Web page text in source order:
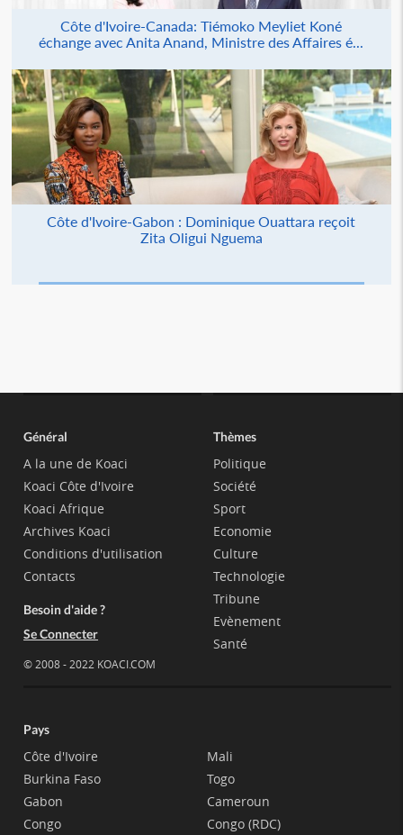
Côte d'Ivoire-Canada: Tiémoko Meyliet Koné
échange avec Anita Anand, Ministre des Affaires é...
Côte d'Ivoire-Gabon : Dominique Ouattara reçoit
Zita Oligui Nguema
Général
A la une de Koaci
Koaci Côte d'Ivoire
Koaci Afrique
Archives Koaci
Conditions d'utilisation
Contacts
Besoin d'aide ?
Se Connecter
© 2008 - 2022 KOACI.COM
Thèmes
Politique
Société
Sport
Economie
Culture
Technologie
Tribune
Evènement
Santé
Pays
Côte d'Ivoire
Burkina Faso
Gabon
Congo
Mali
Togo
Cameroun
Congo (RDC)